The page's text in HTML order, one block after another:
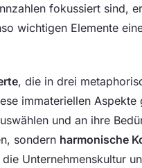
fokussiert sind,
wichtigen Elemente
, die in drei
immateriellen
und an ihre
sondern harmonische
Unternehmenskultur